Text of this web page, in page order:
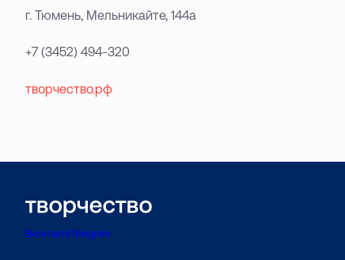
г. Тюмень, Мельникайте, 144а
+7 (3452) 494-320
творчество.рф
ВконтактеTelegram